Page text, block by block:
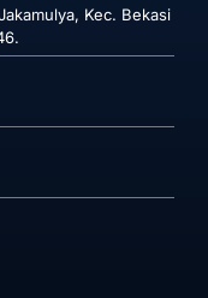
Kec. Bekasi